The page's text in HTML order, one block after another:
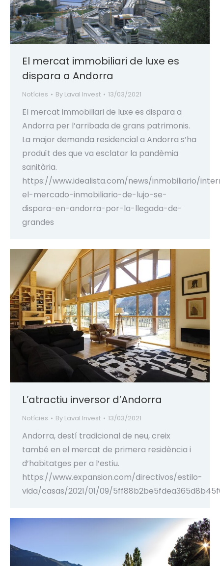
El mercat immobiliari de luxe es
dispara a Andorra
Notícies By Laval Invest 13/03/2021
El mercat immobiliari de luxe es dispara a
Andorra per l’arribada de grans patrimonis.
La major demanda residencial a Andorra s’ha
produït des que va esclatar la pandèmia
sanitària.
https://www.idealista.com/news/inmobiliario/
el-mercado-inmobiliario-de-lujo-se-
dispara-en-andorra-por-la-llegada-de-
grandes
L’atractiu inversor d’Andorra
Notícies By Laval Invest 13/03/2021
Andorra, destí tradicional de neu, creix
també en el mercat de primera residència i
d’habitatges per a l’estiu.
https://www.expansion.com/directivos/estilo-
vida/casas/2021/01/09/